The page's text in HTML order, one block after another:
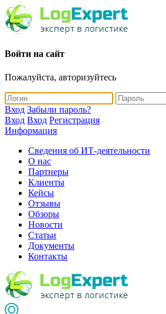
Войти на сайт
Пожалуйста, авторизуйтесь
Вход Забыли пароль?
Вход Вход Регистрация
Информация
Сведения об ИТ-деятельности
О нас
Партнеры
Клиенты
Кейсы
Отзывы
Обзоры
Новости
Статьи
Документы
Контакты